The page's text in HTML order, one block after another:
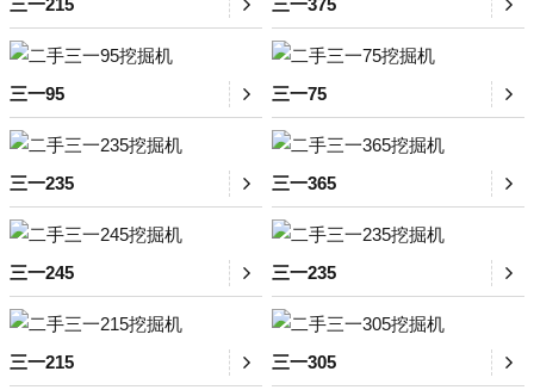
三一215 三一375
三一95 三一75
三一235 三一365
三一245 三一235
三一215 三一305